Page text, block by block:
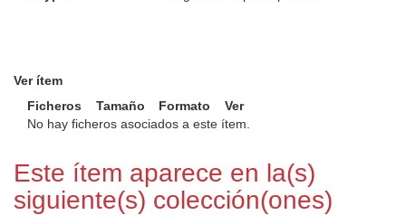
Ver ítem
Ficheros
Tamaño Formato
Ver
No hay ficheros asociados a este ítem.
Este ítem aparece en la(s)
siguiente(s) colección(ones)